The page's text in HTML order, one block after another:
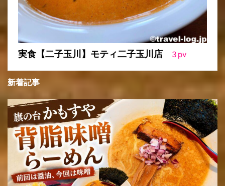
実食【二子玉川】モティ二子玉川店 3 pv
新着記事